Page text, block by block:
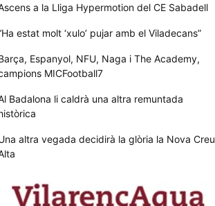
a la Lliga Hypermotion del CE Sabadell
estat molt ‘xulo’ pujar amb el Viladecans”
Espanyol, NFU, Naga i The Academy,
MICFootball7
Badalona li caldrà una altra remuntada
altra vegada decidirà la glòria la Nova Creu